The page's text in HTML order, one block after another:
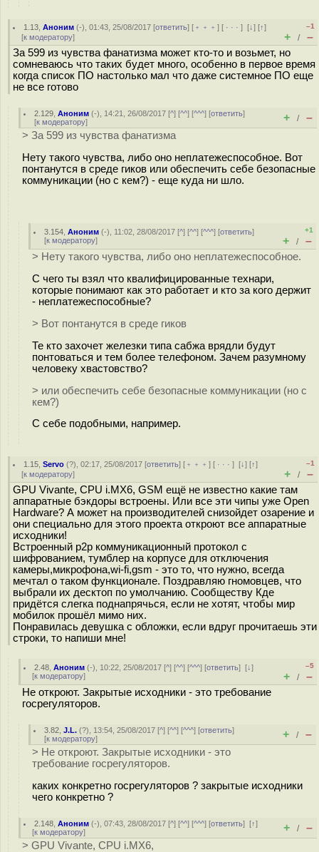
1.13 ,Аноним (-), 01:43, 25/08/2017 [ответить] [ ﹢﹢﹢] [ · · ·][↓] [↑]
[к модератору]
–1
+ / –
За 599 из чувства фанатизма может кто-то и возьмет, но
сомневаюсь что таких будет много, особенно в первое время
когда список ПО настолько мал что даже системное ПО еще
не все готово
2.129 ,Аноним (-), 14:21, 26/08/2017 [^] [^^] [^^^] [ответить]
[к модератору] + / –
> За 599 из чувства фанатизма
Нету такого чувства, либо оно неплатежеспособное. Вот
понтанутся в среде гиков или обеспечить себе безопасные
коммуникации (но с кем?) - еще куда ни шло.
3.154 ,Аноним (-), 11:02, 28/08/2017 [^] [^^] [^^^] [ответить]
[к модератору]
+1
+ / –
> Нету такого чувства, либо оно неплатежеспособное.
С чего ты взял что квалифицированные технари,
которые понимают как это работает и кто за кого держит
- неплатежеспособные?
> Вот понтанутся в среде гиков
Те кто захочет железки типа сабжа врядли будут
понтоваться и тем более телефоном. Зачем разумному
человеку хвастовство?
> или обеспечить себе безопасные коммуникации (но с
кем?)
С себе подобными, например.
1.15 ,Servo (?), 02:17, 25/08/2017 [ответить] [ ﹢﹢﹢] [ · · ·][↓] [↑]
[к модератору]
–1
+ / –
GPU Vivante, CPU i.MX6, GSM ещё не известно какие там
аппаратные бэкдоры встроены. Или все эти чипы уже Open
Hardware? А может на производителей снизойдет озарение и
они специально для этого проекта откроют все аппаратные
исходники!
Встроенный p2p коммуникационный протокол с
шифрованием, тумблер на корпусе для отключения
камеры,микрофона,wi-fi,gsm - это то, что нужно, всегда
мечтал о таком функционале. Поздравляю гномовцев, что
выбрали их десктоп по умолчанию. Сообществу Кде
придётся слегка поднапрячься, если не хотят, чтобы мир
мобилок прошёл мимо них.
Понравилась девушка с обложки, если вдруг прочитаешь эти
строки, то напиши мне!
2.48 ,Аноним (-), 10:22, 25/08/2017 [^] [^^] [^^^] [ответить][↓]
[к модератору]
–5
+ / –
Не откроют. Закрытые исходники - это требование
госрегуляторов.
3.82 ,J.L. (?), 13:54, 25/08/2017 [^] [^^] [^^^] [ответить]
[к модератору] + / –
> Не откроют. Закрытые исходники - это
требование госрегуляторов.
каких конкретно госрегуляторов ? закрытые исходники
чего конкретно ?
2.148 ,Аноним (-), 07:43, 28/08/2017 [^] [^^] [^^^] [ответить][↑]
[к модератору] + / –
> GPU Vivante, CPU i.MX6,